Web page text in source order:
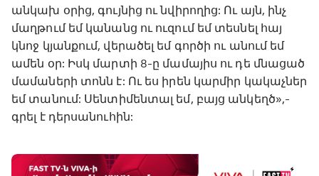
անկախ օրից, գույնից ու նվիրողից: Ու այն, ինչ
մաղթում եմ կանանց ու ուզում եմ տեսնել հայ
կնոջ կյանքում, վերածել եմ գործի ու անում եմ
ամեն օր: Իսկ մարտի 8-ը մամայիս ու դե մնացած
մամաների տոնն է: Ու ես իրեն կարմիր կակաչներ
եմ տանում: Սենտիմենտալ եմ, բայց անկեղծ»,-
գրել է դերսանուհին: